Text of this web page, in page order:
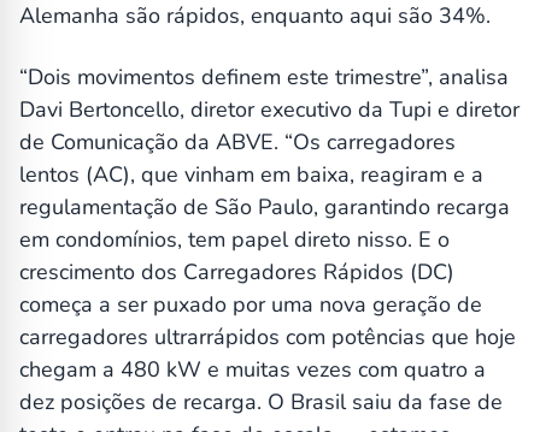
Alemanha são rápidos, enquanto aqui são 34%.
“Dois movimentos definem este trimestre”, analisa
Davi Bertoncello, diretor executivo da Tupi e diretor
de Comunicação da ABVE. “Os carregadores
lentos (AC), que vinham em baixa, reagiram e a
regulamentação de São Paulo, garantindo recarga
em condomínios, tem papel direto nisso. E o
crescimento dos Carregadores Rápidos (DC)
começa a ser puxado por uma nova geração de
carregadores ultrarrápidos com potências que hoje
chegam a 480 kW e muitas vezes com quatro a
dez posições de recarga. O Brasil saiu da fase de